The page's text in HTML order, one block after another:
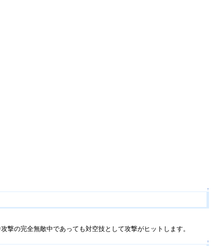
↑
の完全無敵中であっても対空技として攻撃がヒットします。
↑